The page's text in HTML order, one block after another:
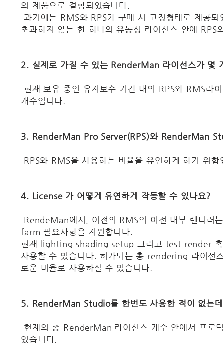
의 제품으로 결합되었습니다.
과거에는 RMS와 RPS가 구매 시 고정형태로 제공
초과하지 않는 한 하나의 유동성 라이선스 안에
2. 실제로 가질 수 있는 RenderMan 라이선스가 몇
현재 보유 중인 유지보수 기간 내의 RPS와 RMS라
개수입니다.
3. RenderMan Pro Server(RPS)와 RenderMan
RPS와 RMS을 사용하는 비율을 유연하게 하기 위함
4. License 가 어떻게 유연하게 작동할 수 있나요?
RendeMan에서, 이전의 RMS의 이전 내부 렌더
farm 필요사항을 지원합니다.
현재 lighting shading setup 그리고 test render
사용할 수 있습니다. 허가되는 총 rendering 라이선
로운 비율로 사용하실 수 있습니다.
5. RenderMan Studio를 한번도 사용한 적이 없는
현재의 총 RenderMan 라이선스 개수 안에서 프로
있습니다.